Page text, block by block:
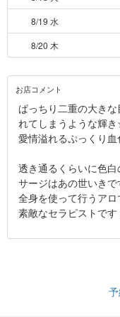
8/19 水
8/20 木
お店コメント
ぱっちり二重の大き
れてしまうような輝
愛情溢れるぷっくり
透き通るくらいに色
サージはあの世いきで
全身を使って行うア
素敵なセラピストです